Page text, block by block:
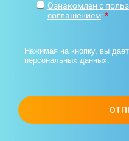
Ознакомлен с
соглашением:*
Нажимая на кнопку, вы
персональных данных.